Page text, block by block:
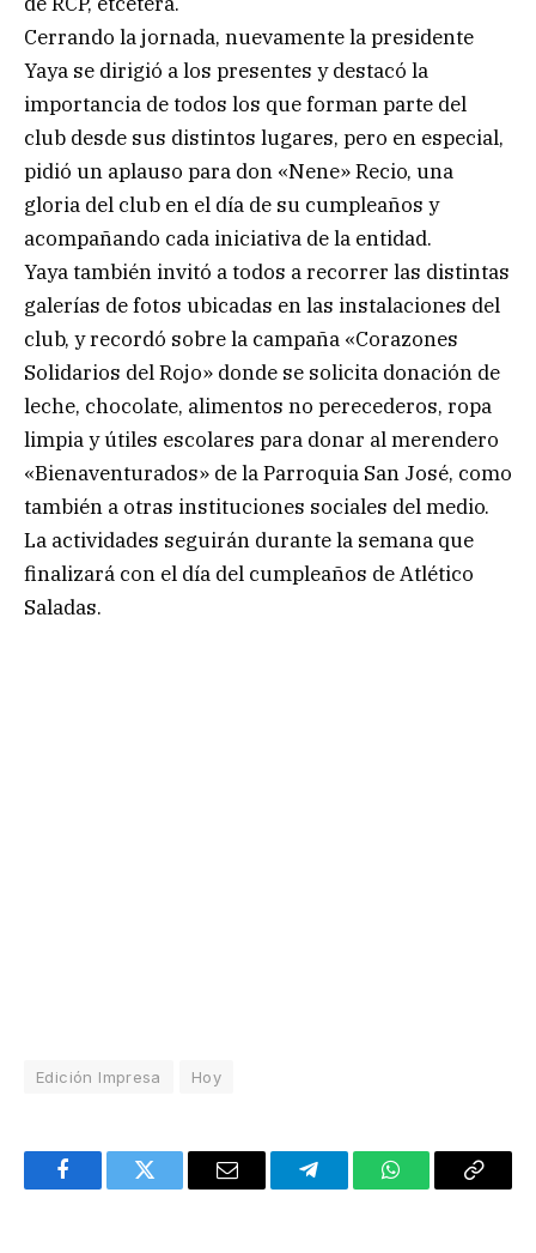
Cerrando la jornada, nuevamente la presidente
Yaya se dirigió a los presentes y destacó la
importancia de todos los que forman parte del
club desde sus distintos lugares, pero en especial,
pidió un aplauso para don «Nene» Recio, una
gloria del club en el día de su cumpleaños y
acompañando cada iniciativa de la entidad.
Yaya también invitó a todos a recorrer las distintas
galerías de fotos ubicadas en las instalaciones del
club, y recordó sobre la campaña «Corazones
Solidarios del Rojo» donde se solicita donación de
leche, chocolate, alimentos no perecederos, ropa
limpia y útiles escolares para donar al merendero
«Bienaventurados» de la Parroquia San José, como
también a otras instituciones sociales del medio.
La actividades seguirán durante la semana que
finalizará con el día del cumpleaños de Atlético
Saladas.
Edición Impresa Hoy
FacebookTwitter Email TelegramWhatsAppCopy